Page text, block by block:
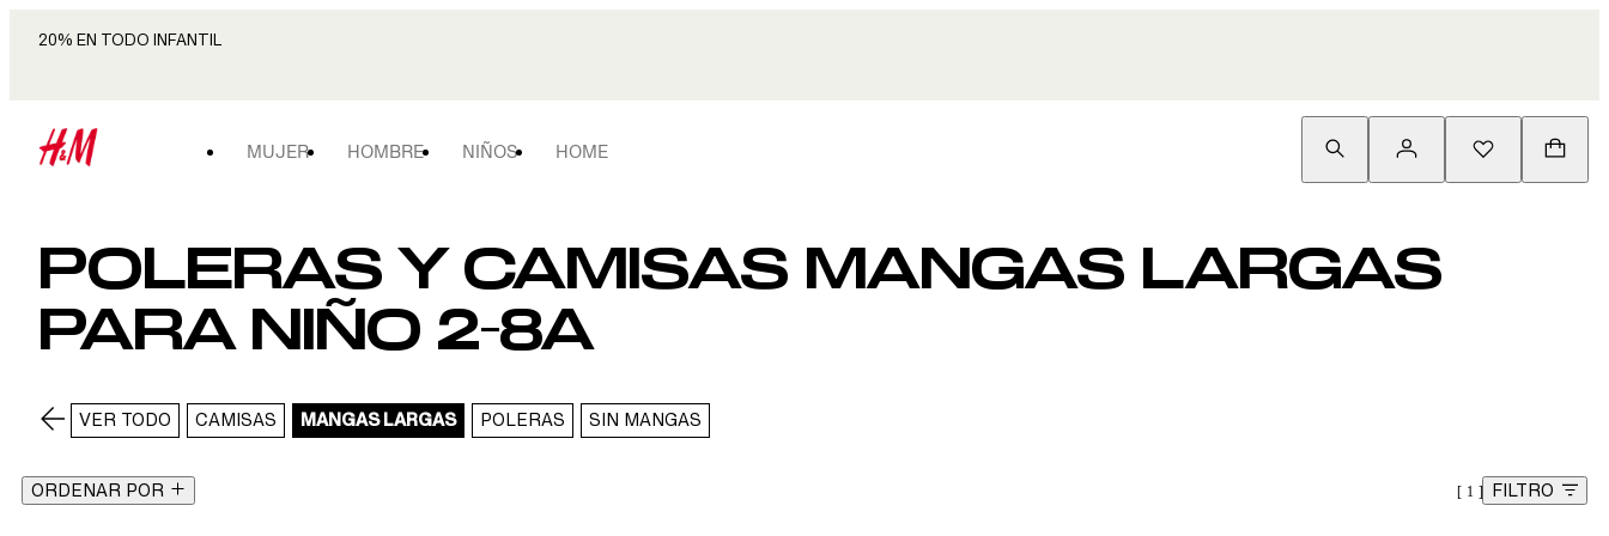
20% EN TODO INFANTIL
MUJER HOMBRE NIÑOS HOME
POLERAS Y CAMISAS MANGAS LARGAS
PARA NIÑO 2-8A
VER TODO CAMISAS MANGAS LARGAS POLERAS SIN MANGAS
ORDENAR POR 1 FILTRO